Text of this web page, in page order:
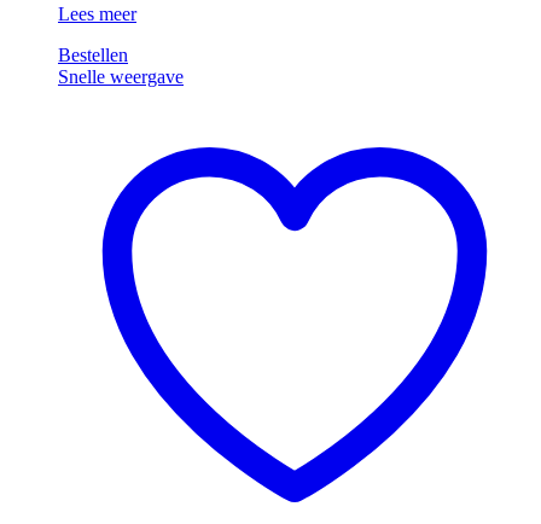
Venta
Comfort
Plus
Lees meer
Bestellen
Snelle weergave